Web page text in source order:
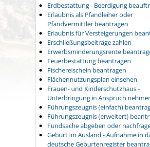
Erdbestattung - Beerdigung
Erlaubnis als Pfandleiher oder
Pfandvermittler beantragen
Erlaubnis für Versteigerungen
Erschließungsbeiträge zahlen
Erwerbsminderungsrente
Feuerbestattung beantragen
Fischereischein beantragen
Flächennutzungsplan einsehen
Frauen- und Kinderschutzhaus -
Unterbringung in Anspruch
Führungszeugnis (einfach)
Führungszeugnis (erweitert)
Fundsache abgeben oder
Geburt im Ausland - Aufnahme in
deutsche Geburtenregister